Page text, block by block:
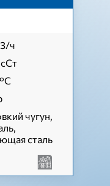
ч
чугун,
сталь